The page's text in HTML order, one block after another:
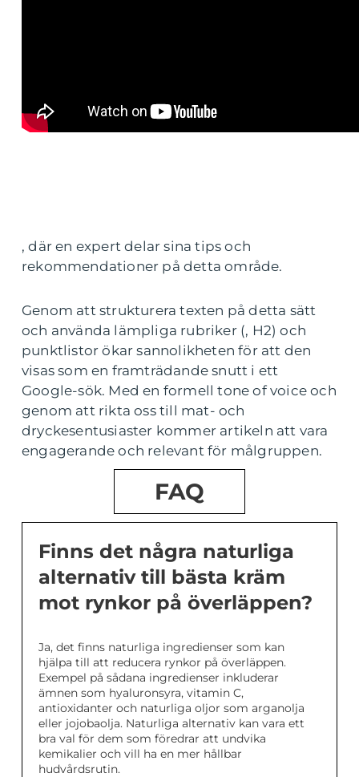
, där en expert delar sina tips och
rekommendationer på detta område.
Genom att strukturera texten på detta sätt
och använda lämpliga rubriker (, H2) och
punktlistor ökar sannolikheten för att den
visas som en framträdande snutt i ett
Google-sök. Med en formell tone of voice och
genom att rikta oss till mat- och
dryckesentusiaster kommer artikeln att vara
engagerande och relevant för målgruppen.
FAQ
Finns det några naturliga
alternativ till bästa kräm
mot rynkor på överläppen?
Ja, det finns naturliga ingredienser som kan
hjälpa till att reducera rynkor på överläppen.
Exempel på sådana ingredienser inkluderar
ämnen som hyaluronsyra, vitamin C,
antioxidanter och naturliga oljor som arganolja
eller jojobaolja. Naturliga alternativ kan vara ett
bra val för dem som föredrar att undvika
kemikalier och vill ha en mer hållbar
hudvårdsrutin.